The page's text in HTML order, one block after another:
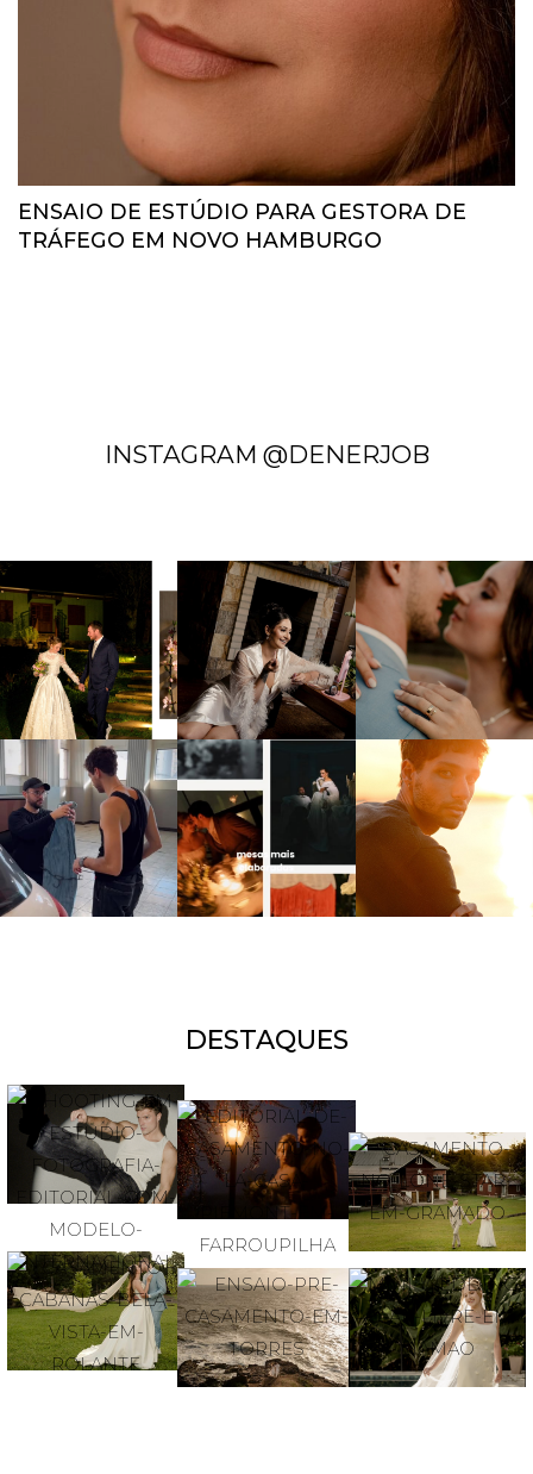
ENSAIO DE ESTÚDIO PARA GESTORA DE
TRÁFEGO EM NOVO HAMBURGO
INSTAGRAM @DENERJOB
DESTAQUES